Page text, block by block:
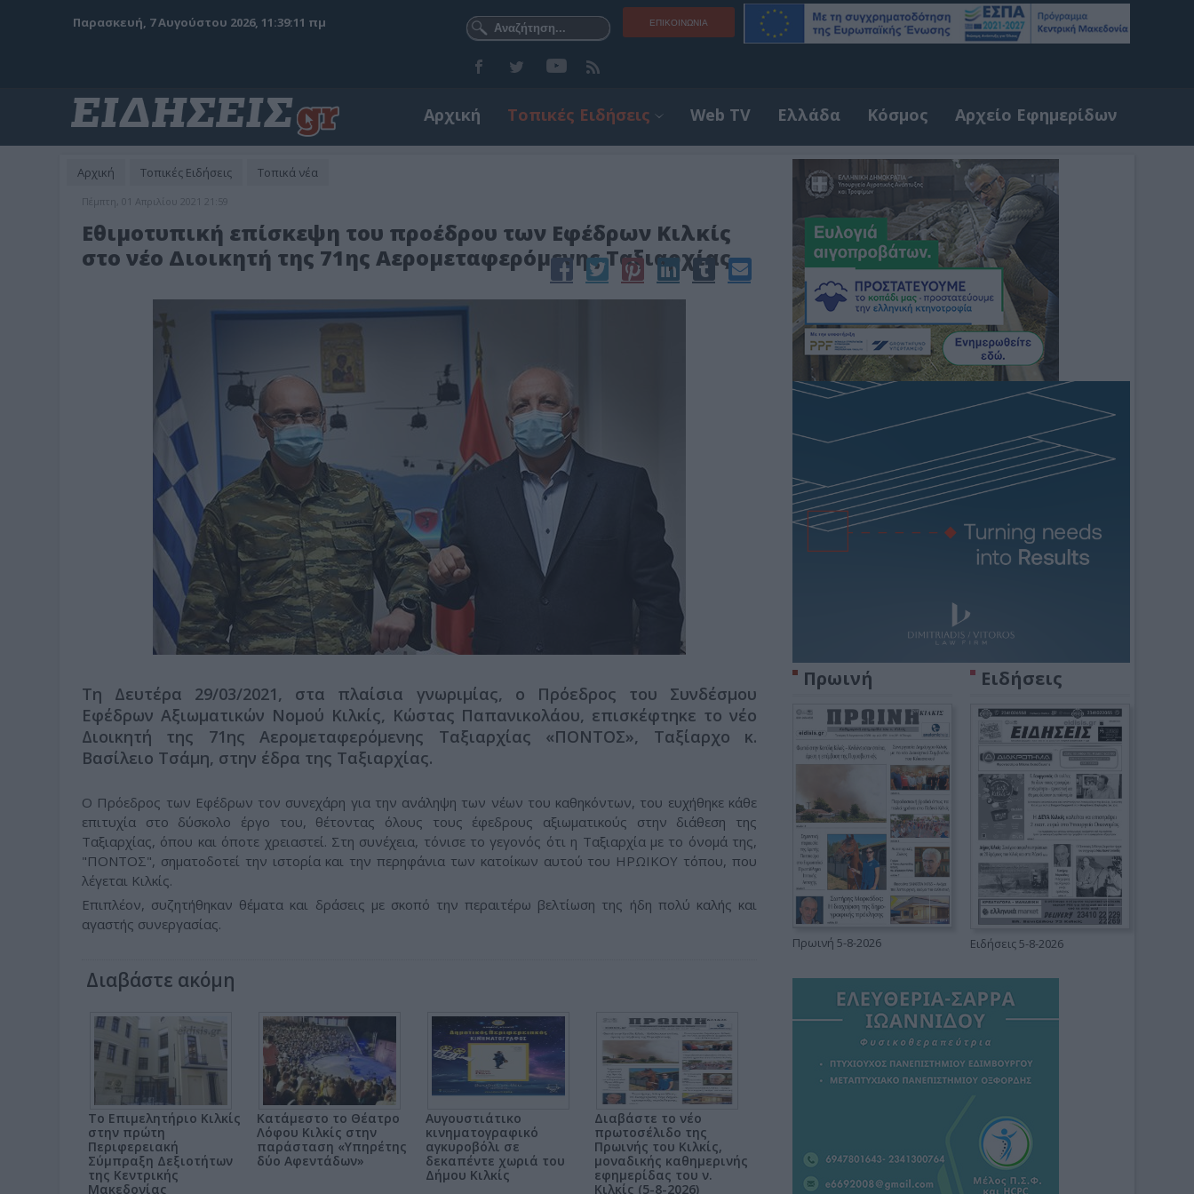
ΕΠΙΚΟΙΝΩΝΊΑ
Παρασκευή, 7 Αυγούστου 2026, 11:39:12 πμ
Αρχική Τοπικές Ειδήσεις Web TV Ελλάδα Κόσμος Αρχείο Εφημερίδων
Αρχική Τοπικές Ειδήσεις Τοπικά νέα
Πέμπτη, 01 Απριλίου 2021 21:59
Εθιμοτυπική επίσκεψη του προέδρου των Εφέδρων Κιλκίς
στο νέο Διοικητή της 71ης Αερομεταφερόμενης Ταξιαρχίας
Τη Δευτέρα 29/03/2021, στα πλαίσια γνωριμίας, ο Πρόεδρος του Συνδέσμου
Εφέδρων Αξιωματικών Νομού Κιλκίς, Κώστας Παπανικολάου, επισκέφτηκε το νέο
Διοικητή της 71ης Αερομεταφερόμενης Ταξιαρχίας «ΠΟΝΤΟΣ», Ταξίαρχο κ.
Βασίλειο Τσάμη, στην έδρα της Ταξιαρχίας.
Ο Πρόεδρος των Εφέδρων τον συνεχάρη για την ανάληψη των νέων του καθηκόντων, του ευχήθηκε κάθε
επιτυχία στο δύσκολο έργο του, θέτοντας όλους τους έφεδρους αξιωματικούς στην διάθεση της
Ταξιαρχίας, όπου και όποτε χρειαστεί. Στη συνέχεια, τόνισε το γεγονός ότι η Ταξιαρχία με το όνομά της,
"ΠΟΝΤΟΣ", σηματοδοτεί την ιστορία και την περηφάνια των κατοίκων αυτού του ΗΡΩΙΚΟΥ τόπου, που
λέγεται Κιλκίς.
Επιπλέον, συζητήθηκαν θέματα και δράσεις με σκοπό την περαιτέρω βελτίωση της ήδη πολύ καλής και
αγαστής συνεργασίας.
Διαβάστε ακόμη
Το Επιμελητήριο Κιλκίς
στην πρώτη
Περιφερειακή
Σύμπραξη Δεξιοτήτων
της Κεντρικής
Μακεδονίας
Κατάμεστο το Θέατρο
Λόφου Κιλκίς στην
παράσταση «Υπηρέτης
δύο Αφεντάδων»
Αυγουστιάτικο
κινηματογραφικό
αγκυροβόλι σε
δεκαπέντε χωριά του
Δήμου Κιλκίς
Διαβάστε το νέο
πρωτοσέλιδο της
Πρωινής του Κιλκίς,
μοναδικής καθημερινής
εφημερίδας του ν.
Κιλκίς (5-8-2026)
Πρωινή
Πρωινή 5-8-2026
Ειδήσεις
Ειδήσεις 5-8-2026